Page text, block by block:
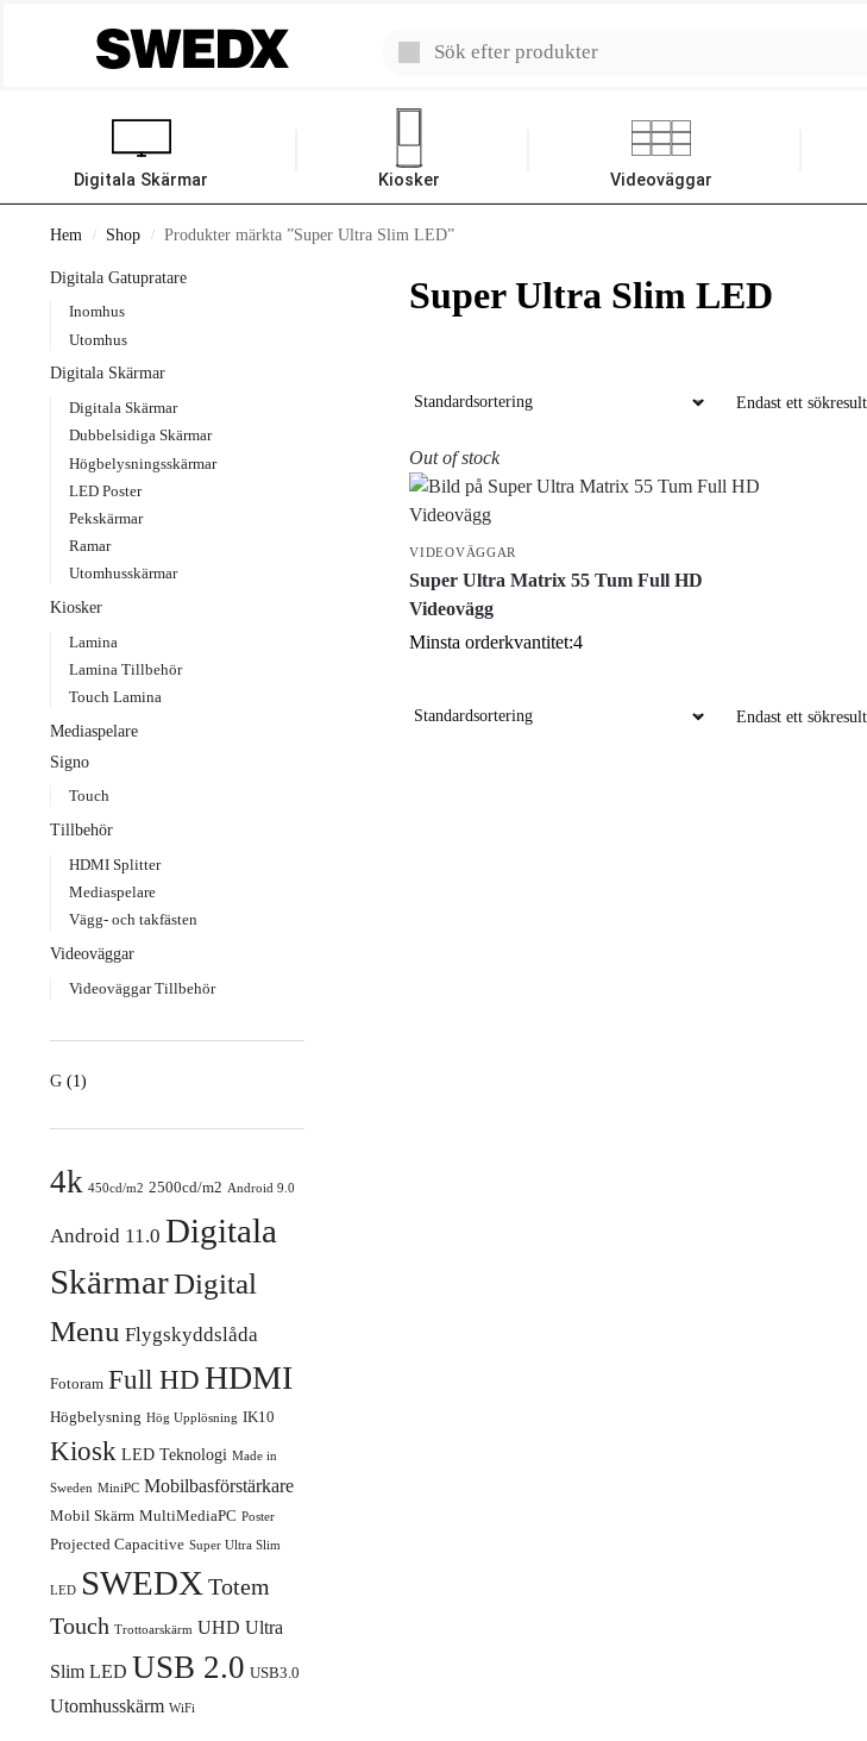
Digitala Skärmar Kiosker Videoväggar
Hem / Shop / Produkter märkta ”Super Ultra Slim LED”
Super Ultra Slim LED
Endast ett
Out of stock
VIDEOVÄGGAR
Super Ultra Matrix 55 Tum Full HD
Videovägg
Minsta orderkvantitet:4
Endast ett
Digitala Gatupratare
Inomhus
Utomhus
Digitala Skärmar
Digitala Skärmar
Dubbelsidiga Skärmar
Högbelysningsskärmar
LED Poster
Pekskärmar
Ramar
Utomhusskärmar
Kiosker
Lamina
Lamina Tillbehör
Touch Lamina
Mediaspelare
Signo
Touch
Tillbehör
HDMI Splitter
Mediaspelare
Vägg- och takfästen
Videoväggar
Videoväggar Tillbehör
G (1)
4k 450cd/m2 2500cd/m2 Android 9.0
Android 11.0 Digitala
SkärmarDigital
Menu Flygskyddslåda
Fotoram Full HDHDMI
Högbelysning Hög Upplösning IK10
Kiosk LED Teknologi Made in
Sweden MiniPC Mobilbasförstärkare
Mobil Skärm MultiMediaPC Poster
Projected Capacitive Super Ultra Slim
LED SWEDXTotem
Touch Trottoarskärm UHD Ultra
Slim LED USB 2.0 USB3.0
Utomhusskärm WiFi